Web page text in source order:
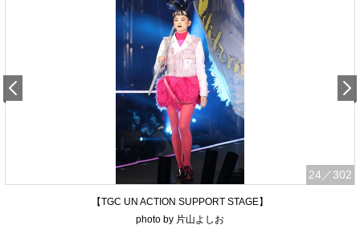
24 ／302
【TGC UN ACTION SUPPORT STAGE】
photo by 片山よしお